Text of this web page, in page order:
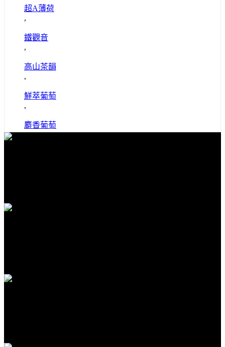
超A薄荷
,
鐵觀音
,
高山茶韻
,
鮮萃葡萄
,
麝香葡萄